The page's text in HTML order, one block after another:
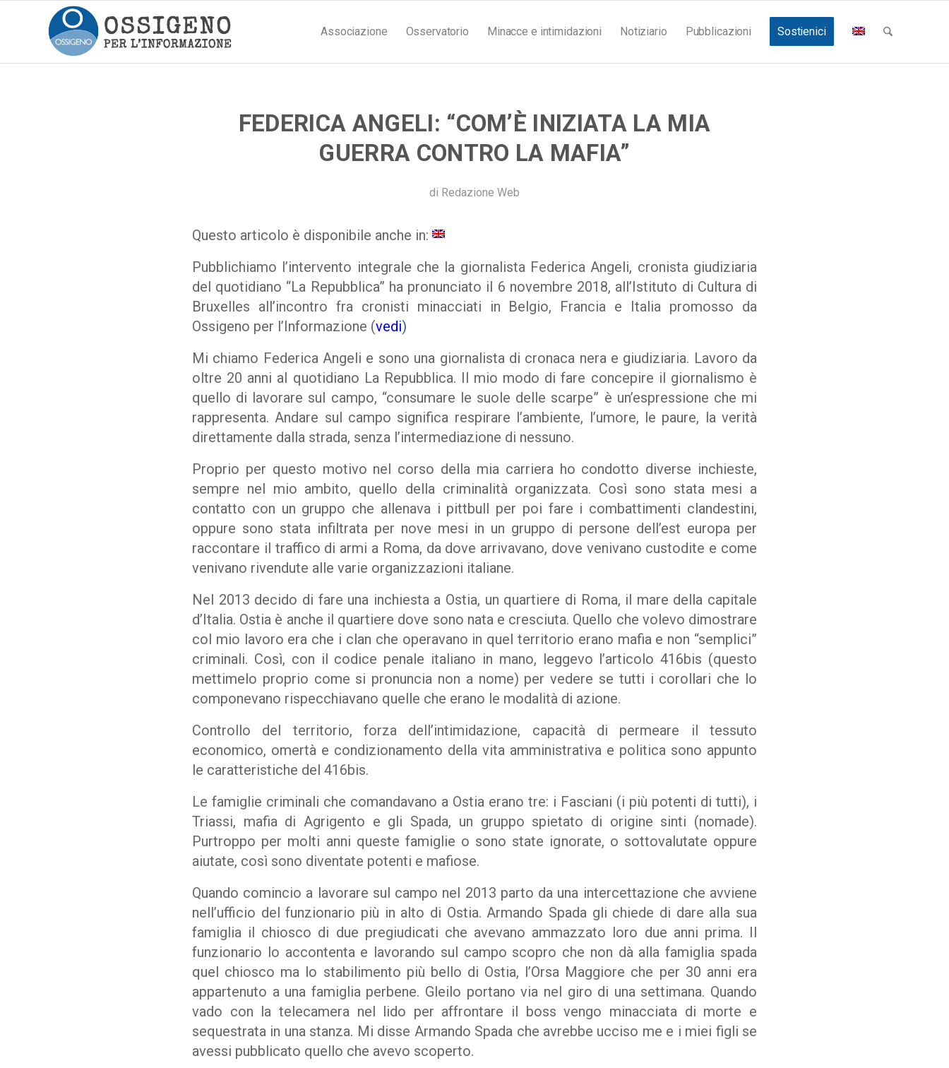
Associazione Osservatorio Minacce e intimidazioni Notiziario Pubblicazioni Sostienici
FEDERICA ANGELI: “COM’È INIZIATA LA MIA
GUERRA CONTRO LA MAFIA”
di Redazione Web
Questo articolo è disponibile anche in:
Pubblichiamo l’intervento integrale che la giornalista Federica Angeli, cronista giudiziaria
del quotidiano “La Repubblica” ha pronunciato il 6 novembre 2018, all’Istituto di Cultura di
Bruxelles all’incontro fra cronisti minacciati in Belgio, Francia e Italia promosso da
Ossigeno per l’Informazione (vedi)
Mi chiamo Federica Angeli e sono una giornalista di cronaca nera e giudiziaria. Lavoro da
oltre 20 anni al quotidiano La Repubblica. Il mio modo di fare concepire il giornalismo è
quello di lavorare sul campo, “consumare le suole delle scarpe” è un’espressione che mi
rappresenta. Andare sul campo significa respirare l’ambiente, l’umore, le paure, la verità
direttamente dalla strada, senza l’intermediazione di nessuno.
Proprio per questo motivo nel corso della mia carriera ho condotto diverse inchieste,
sempre nel mio ambito, quello della criminalità organizzata. Così sono stata mesi a
contatto con un gruppo che allenava i pittbull per poi fare i combattimenti clandestini,
oppure sono stata infiltrata per nove mesi in un gruppo di persone dell’est europa per
raccontare il traffico di armi a Roma, da dove arrivavano, dove venivano custodite e come
venivano rivendute alle varie organizzazioni italiane.
Nel 2013 decido di fare una inchiesta a Ostia, un quartiere di Roma, il mare della capitale
d’Italia. Ostia è anche il quartiere dove sono nata e cresciuta. Quello che volevo dimostrare
col mio lavoro era che i clan che operavano in quel territorio erano mafia e non “semplici”
criminali. Così, con il codice penale italiano in mano, leggevo l’articolo 416bis (questo
mettimelo proprio come si pronuncia non a nome) per vedere se tutti i corollari che lo
componevano rispecchiavano quelle che erano le modalità di azione.
Controllo del territorio, forza dell’intimidazione, capacità di permeare il tessuto
economico, omertà e condizionamento della vita amministrativa e politica sono appunto
le caratteristiche del 416bis.
Le famiglie criminali che comandavano a Ostia erano tre: i Fasciani (i più potenti di tutti), i
Triassi, mafia di Agrigento e gli Spada, un gruppo spietato di origine sinti (nomade).
Purtroppo per molti anni queste famiglie o sono state ignorate, o sottovalutate oppure
aiutate, così sono diventate potenti e mafiose.
Quando comincio a lavorare sul campo nel 2013 parto da una intercettazione che avviene
nell’ufficio del funzionario più in alto di Ostia. Armando Spada gli chiede di dare alla sua
famiglia il chiosco di due pregiudicati che avevano ammazzato loro due anni prima. Il
funzionario lo accontenta e lavorando sul campo scopro che non dà alla famiglia spada
quel chiosco ma lo stabilimento più bello di Ostia, l’Orsa Maggiore che per 30 anni era
appartenuto a una famiglia perbene. Gleilo portano via nel giro di una settimana. Quando
vado con la telecamera nel lido per affrontare il boss vengo minacciata di morte e
sequestrata in una stanza. Mi disse Armando Spada che avrebbe ucciso me e i miei figli se
avessi pubblicato quello che avevo scoperto.